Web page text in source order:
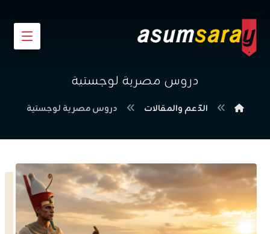
دروس مصرية لوجستية
الدّعم والمقالات دروس مصرية لوجستية